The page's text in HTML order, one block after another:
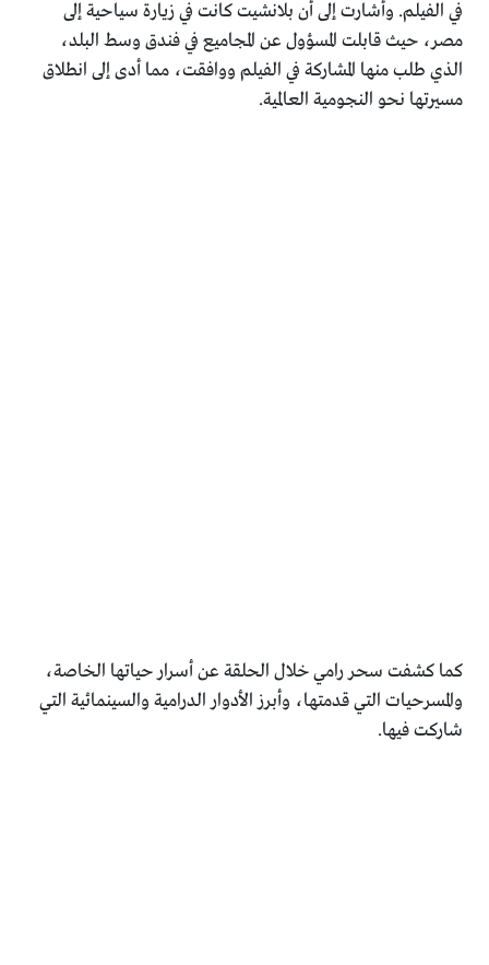
في الفيلم. وأشارت إلى أن بلانشيت كانت في زيارة سياحية إلى
مصر، حيث قابلت المسؤول عن المجاميع في فندق وسط البلد،
الذي طلب منها المشاركة في الفيلم ووافقت، مما أدى إلى انطلاق
مسيرتها نحو النجومية العالمية.
كما كشفت سحر رامي خلال الحلقة عن أسرار حياتها الخاصة،
والمسرحيات التي قدمتها، وأبرز الأدوار الدرامية والسينمائية التي
شاركت فيها.